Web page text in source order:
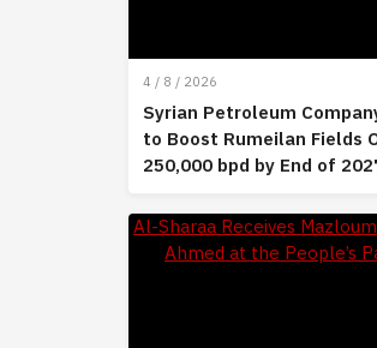
4 / 8 / 2026
Syrian Petroleum
to Boost Rumeilan Fields
250,000 bpd by End of